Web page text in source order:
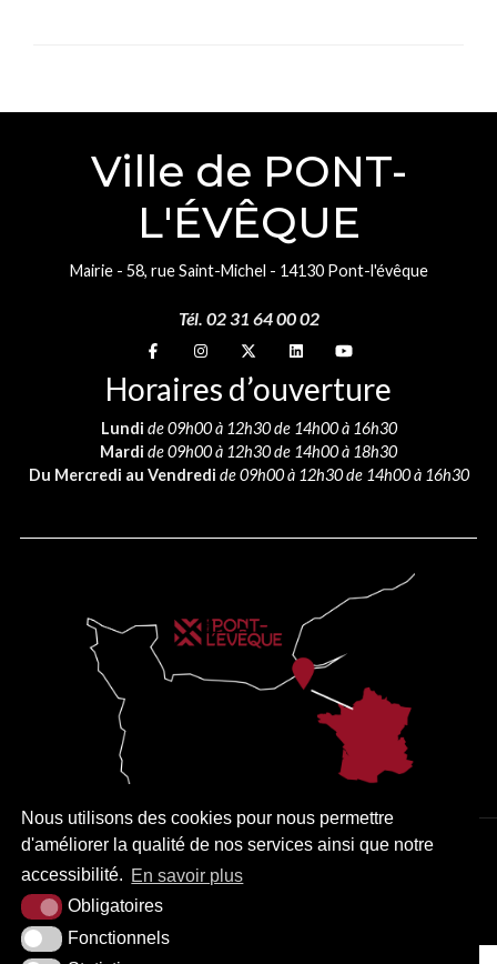
Nous utilisons des cookies pour nous permettre
d'améliorer la qualité de nos services ainsi que notre
accessibilité. En savoir plus
Obligatoires
Fonctionnels
Ville de PONT-
L'ÉVÊQUE
Mairie - 58, rue Saint-Michel - 14130 Pont-l'évêque
Tél. 02 31 64 00 02
Suivez-nous sur
Suivez-nous sur
Suivez-nous sur
Suivez-nous sur
Suivez-nous sur
Horaires d’ouverture
Lundi de 09h00 à 12h30 de 14h00 à 16h30
Mardi de 09h00 à 12h30 de 14h00 à 18h30
Du Mercredi au Vendredi de 09h00 à 12h30 de 14h00 à 16h30
PLAN DU SITE MENTIONS LÉGALES ACCESSIBILITÉ